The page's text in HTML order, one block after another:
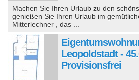
Machen Sie Ihren Urlaub zu den
genießen Sie Ihren Urlaub im
Mitterlechner , das ...
Leopoldstadt -
Provisionsfrei